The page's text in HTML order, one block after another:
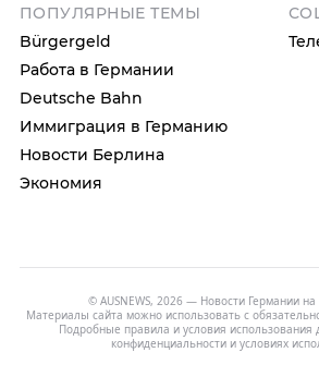
ПОПУЛЯРНЫЕ ТЕМЫ
Bürgergeld
Работа в Германии
Deutsche Bahn
Иммиграция в Германию
Новости Берлина
Экономия
© AUSNEWS, 2026 — Новости Германии на
Материалы сайта можно использовать с
Подробные правила и условия использования
конфиденциальностии условиях